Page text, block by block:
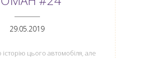
29.05.2019
цього автомобіля, але